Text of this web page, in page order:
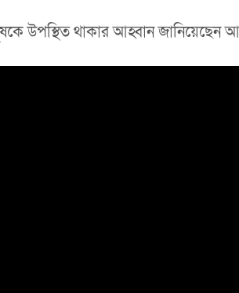
উপস্থিত থাকার আহ্বান জানিয়েছেন